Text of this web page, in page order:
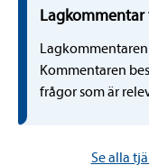
Kommentaren
frågor som är
Se alla